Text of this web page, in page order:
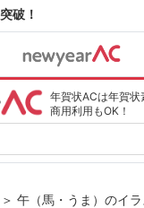
突破！
年賀状ACは年賀状
商用利用もOK！
＞ 午（馬・うま）のイラ